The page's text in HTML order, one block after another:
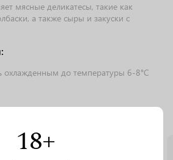
18+
мясные деликатесы, такие как
а также сыры и закуски с
охлажденным до температуры 6-8°C